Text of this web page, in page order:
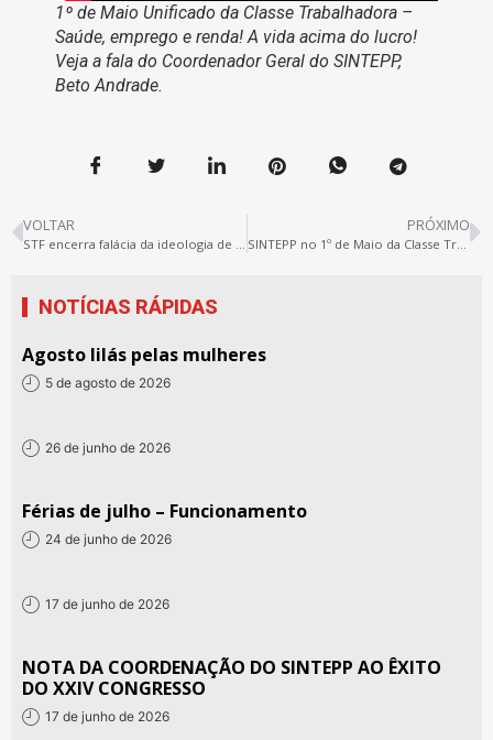
1º de Maio Unificado da Classe Trabalhadora –
Saúde, emprego e renda! A vida acima do lucro!
Veja a fala do Coordenador Geral do SINTEPP,
Beto Andrade.
VOLTAR PRÓXIMO
SINTEPP no 1º de Maio da Classe Trabalhadora
NOTÍCIAS RÁPIDAS
Agosto lilás pelas mulheres
5 de agosto de 2026
26 de junho de 2026
Férias de julho – Funcionamento
24 de junho de 2026
17 de junho de 2026
NOTA DA COORDENAÇÃO DO SINTEPP AO ÊXITO
DO XXIV CONGRESSO
17 de junho de 2026